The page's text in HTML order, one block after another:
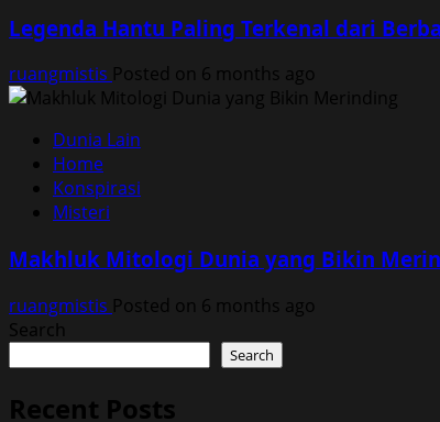
Legenda Hantu Paling Terkenal dari
ruangmistis Posted on 6 months ago
Dunia Lain
Home
Konspirasi
Misteri
Makhluk Mitologi Dunia yang Bikin
ruangmistis Posted on 6 months ago
Search
Search
Recent Posts